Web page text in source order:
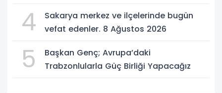
4
Sakarya merkez ve ilçelerinde bugün
vefat edenler. 8 Ağustos 2026
5
Başkan Genç; Avrupa’daki
Trabzonlularla Güç Birliği Yapacağız